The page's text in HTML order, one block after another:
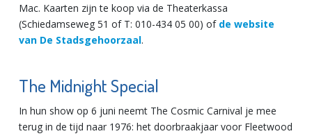
Mac. Kaarten zijn te koop via de Theaterkassa
(Schiedamseweg 51 of T: 010-434 05 00) of de website
van De Stadsgehoorzaal.
The Midnight Special
In hun show op 6 juni neemt The Cosmic Carnival je mee
terug in de tijd naar 1976: het doorbraakjaar voor Fleetwood